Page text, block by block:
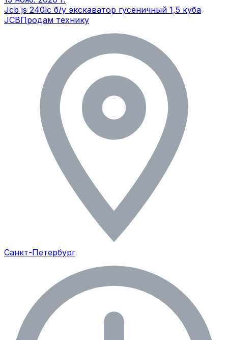
Jcb js 240lc б/у экскаватор гусеничный 1,5 куба
JCBПродам технику
Санкт-Петербург